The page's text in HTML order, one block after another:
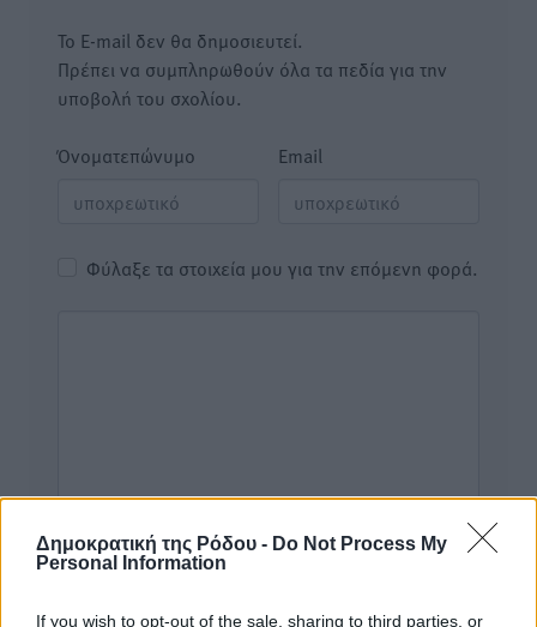
Δημοκρατική της Ρόδου - Do Not Process My
Personal Information
If you wish to opt-out of the sale, sharing to third parties, or
Το E-mail δεν θα δημοσιευτεί.
Πρέπει να συμπληρωθούν όλα τα πεδία για την
υποβολή του σχολίου.
Όνοματεπώνυμο Email
Φύλαξε τα στοιχεία μου για την επόμενη φορά.